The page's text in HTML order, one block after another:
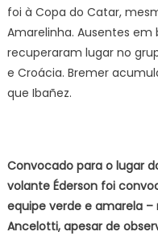
foi à Copa do Catar,
Amarelinha. Ausentes
recuperaram lugar no
e Croácia. Bremer
que Ibañez.
Convocado para o lugar
volante Éderson foi
equipe verde e amarela
Ancelotti, apesar de